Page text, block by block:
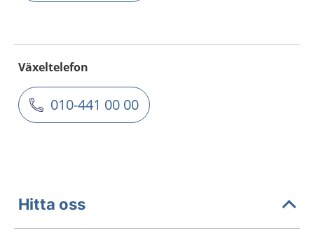
Växeltelefon
010-441 00 00
Hitta oss